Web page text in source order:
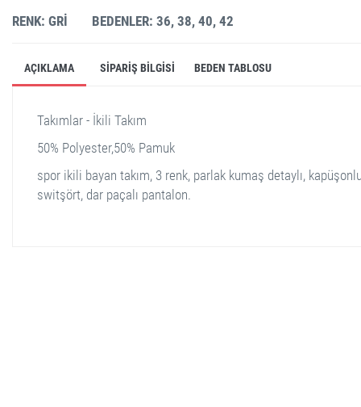
RENK: GRI BEDENLER: 36, 38, 40, 42
AÇIKLAMA SIPARIŞ BILGISI BEDEN TABLOSU
Takımlar - İkili Takım
50% Polyester,50% Pamuk
spor ikili bayan takım, 3 renk, parlak kumaş detaylı,
switşört, dar paçalı pantalon.